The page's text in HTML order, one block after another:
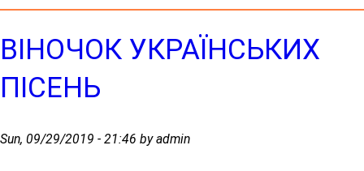
ВІНОЧОК УКРАЇНСЬКИХ
ПІСЕНЬ
Sun, 09/29/2019 - 21:46 by admin